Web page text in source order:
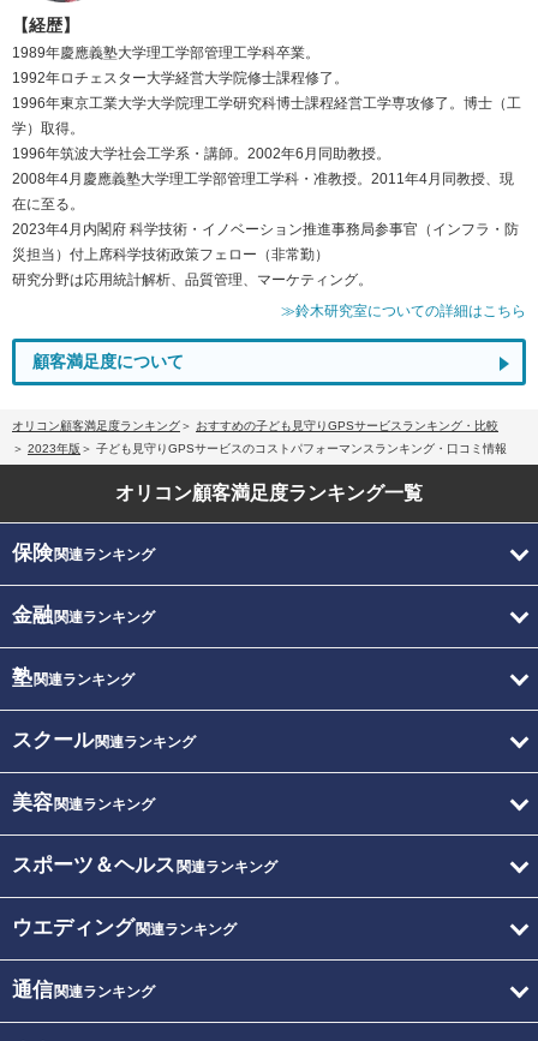
【経歴】
1989年慶應義塾大学理工学部管理工学科卒業。
1992年ロチェスター大学経営大学院修士課程修了。
1996年東京工業大学大学院理工学研究科博士課程経営工学専攻修了。博士（工
学）取得。
1996年筑波大学社会工学系・講師。2002年6月同助教授。
2008年4月慶應義塾大学理工学部管理工学科・准教授。2011年4月同教授、現
在に至る。
2023年4月内閣府 科学技術・イノベーション推進事務局参事官（インフラ・防
災担当）付上席科学技術政策フェロー（非常勤）
研究分野は応用統計解析、品質管理、マーケティング。
≫鈴木研究室についての詳細はこちら
顧客満足度について
オリコン顧客満足度ランキング
おすすめの子ども見守りGPSサービスランキング・比較
2023年版
子ども見守りGPSサービスのコストパフォーマンスランキング・口コミ情報
オリコン顧客満足度ランキング一覧
保険関連ランキング
金融関連ランキング
塾関連ランキング
スクール関連ランキング
美容関連ランキング
スポーツ＆ヘルス 関連ランキング
ウエディング関連ランキング
通信関連ランキング